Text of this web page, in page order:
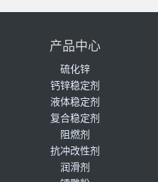
产品中心
硫化锌
钙锌稳定剂
液体稳定剂
复合稳定剂
阻燃剂
抗冲改性剂
润滑剂